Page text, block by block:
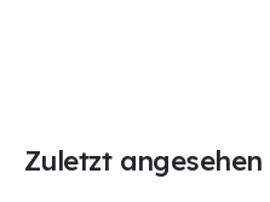
Zuletzt angesehen